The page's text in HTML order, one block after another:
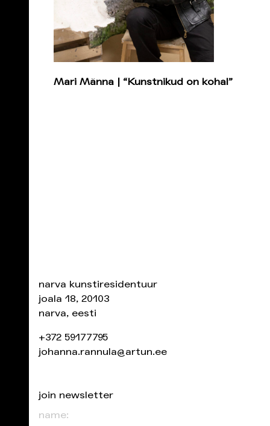
Mari Männa | “Kunstnikud on kohal”
narva kunstiresidentuur
joala 18, 20103
narva, eesti
+372 59177795
johanna.rannula@artun.ee
join newsletter